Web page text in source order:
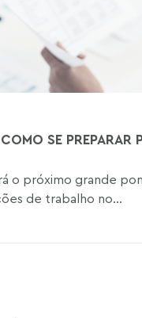
SE PREPARAR
o próximo grande
de trabalho no...